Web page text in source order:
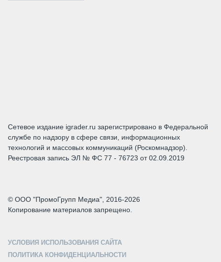
Сетевое издание igrader.ru зарегистрировано в Федеральной
службе по надзору в сфере связи, информационных
технологий и массовых коммуникаций (Роскомнадзор).
Реестровая запись ЭЛ № ФС 77 - 76723 от 02.09.2019
© ООО "ПромоГрупп Медиа", 2016-2026
Копирование материалов запрещено.
УСЛОВИЯ ИСПОЛЬЗОВАНИЯ САЙТА
ПОЛИТИКА КОНФИДЕНЦИАЛЬНОСТИ